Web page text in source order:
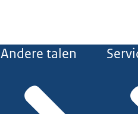
Andere talen